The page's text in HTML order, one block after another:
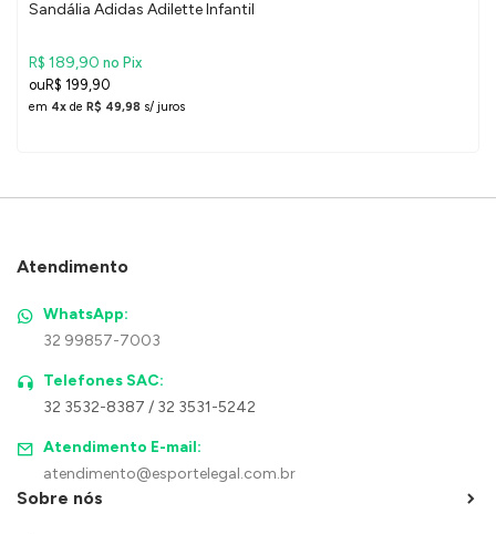
Sandália Adidas Adilette Infantil
R$ 189,90 no Pix
R$ 199,90
em 4x de R$ 49,98 s/ juros
Atendimento
WhatsApp:
32 99857-7003
Telefones SAC:
32 3532-8387 / 32 3531-5242
Atendimento E-mail:
atendimento@esportelegal.com.br
Sobre nós